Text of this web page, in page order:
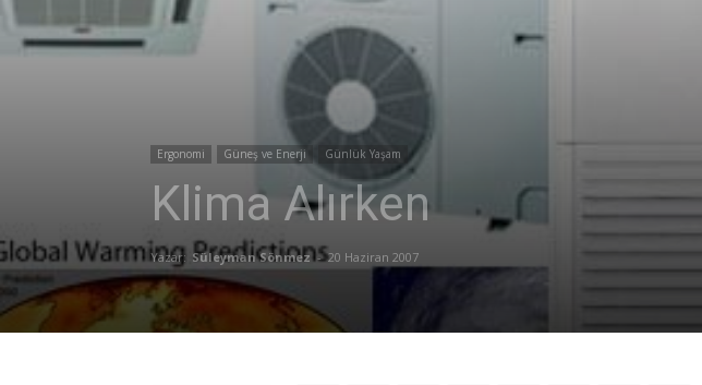
Ergonomi Güneş ve Enerji Günlük Yaşam
Klima Alırken
Yazar: Süleyman Sönmez - 20 Haziran 2007